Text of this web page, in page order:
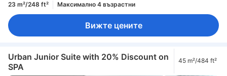
23 m²/248 ft² Максимално 4 възрастни
Вижте цените
Urban Junior Suite with 20% Discount on
SPA
45 m²/484 ft²